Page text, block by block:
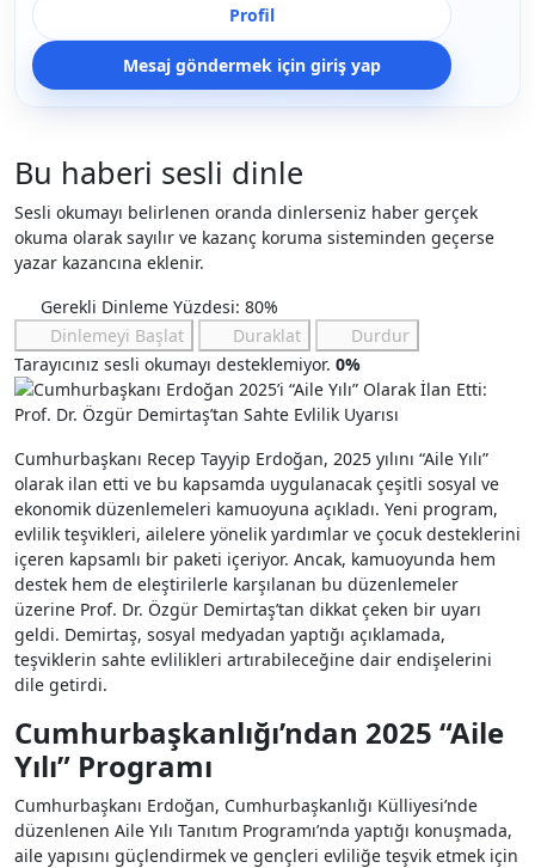
Profil
Mesaj göndermek için giriş yap
Bu haberi sesli dinle
Sesli okumayı belirlenen oranda dinlerseniz haber gerçek
okuma olarak sayılır ve kazanç koruma sisteminden geçerse
yazar kazancına eklenir.
Gerekli Dinleme Yüzdesi: 80%
Dinlemeyi Başlat
Duraklat
Durdur
Tarayıcınız sesli okumayı desteklemiyor. 0%
Cumhurbaşkanı Recep Tayyip Erdoğan, 2025 yılını “Aile Yılı”
olarak ilan etti ve bu kapsamda uygulanacak çeşitli sosyal ve
ekonomik düzenlemeleri kamuoyuna açıkladı. Yeni program,
evlilik teşvikleri, ailelere yönelik yardımlar ve çocuk desteklerini
içeren kapsamlı bir paketi içeriyor. Ancak, kamuoyunda hem
destek hem de eleştirilerle karşılanan bu düzenlemeler
üzerine Prof. Dr. Özgür Demirtaş’tan dikkat çeken bir uyarı
geldi. Demirtaş, sosyal medyadan yaptığı açıklamada,
teşviklerin sahte evlilikleri artırabileceğine dair endişelerini
dile getirdi.
Cumhurbaşkanlığı’ndan 2025 “Aile
Yılı” Programı
Cumhurbaşkanı Erdoğan, Cumhurbaşkanlığı Külliyesi’nde
düzenlenen Aile Yılı Tanıtım Programı’nda yaptığı konuşmada,
aile yapısını güçlendirmek ve gençleri evliliğe teşvik etmek için